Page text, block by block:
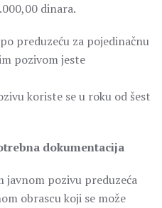
dinara.
preduzeću za pojedinačnu
pozivom jeste
koriste se u roku od šest
dokumentacija
javnom pozivu preduzeća
obrascu koji se može